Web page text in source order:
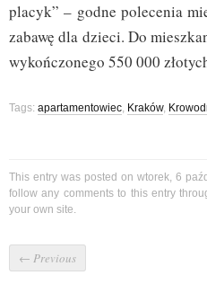
placyk” – godne polecenia
zabawę dla dzieci. Do
wykończonego 550 000
Tags: apartamentowiec, Kraków,
This entry was posted on wtorek, 6
follow any comments to this entry
your own site.
← Previous